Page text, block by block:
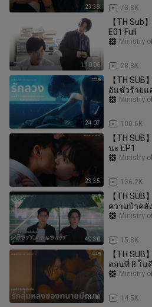
23:38 73.8K
1:10:06
【TH Sub
E01 Full
28.8K
Ministry
24:07
【TH
อันชั่วร้ายแ
100.6K
Ministry
23:35
【TH
นะ EP1
136.2K
Ministry
49:30
【TH
ความบ้าคลั่
15.8K
Ministry
13:00
【TH
ตอนที่ 8 ใน
14.5K
Ministry